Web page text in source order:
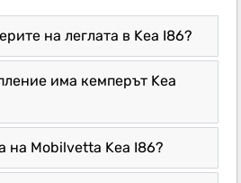
на леглата в Kea I86?
има кемперът Kea
на Mobilvetta Kea I86?